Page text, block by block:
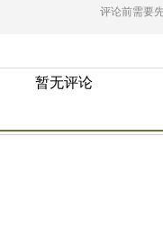
评论前需要
暂无评论